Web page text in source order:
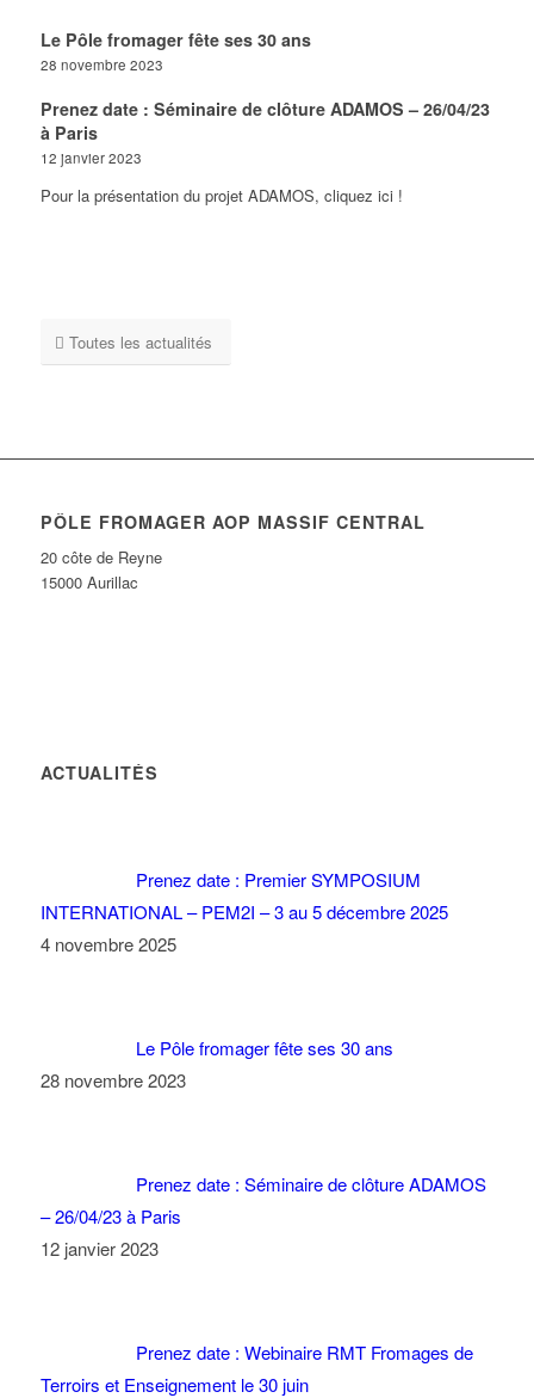
Le Pôle fromager fête ses 30 ans
28 novembre 2023
Prenez date : Séminaire de clôture ADAMOS – 26/04/23
à Paris
12 janvier 2023
Pour la présentation du projet ADAMOS, cliquez ici !
Toutes les actualités
PÔLE FROMAGER AOP MASSIF CENTRAL
20 côte de Reyne
15000 Aurillac
ACTUALITÉS
Prenez date : Premier SYMPOSIUM
INTERNATIONAL – PEM2I – 3 au 5 décembre 2025
4 novembre 2025
Le Pôle fromager fête ses 30 ans
28 novembre 2023
Prenez date : Séminaire de clôture ADAMOS
– 26/04/23 à Paris
12 janvier 2023
Prenez date : Webinaire RMT Fromages de
Terroirs et Enseignement le 30 juin